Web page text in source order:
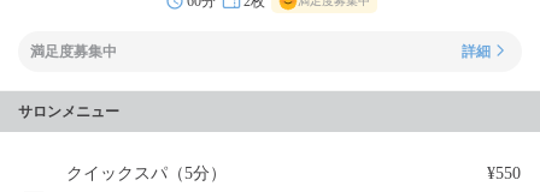
満足度募集中 詳細
サロンメニュー
クイックスパ（5分） ¥550